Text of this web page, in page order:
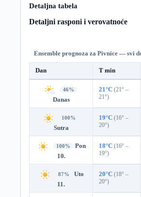
Detaljna tabela
Detaljni rasponi i verovatnoće
Ensemble prognoza za Pivnice — svi
Dan T min
46%
Danas
21°C (21° –
21°)
100%
Sutra
19°C (16° –
20°)
100%
Pon
10.
18°C (16° –
19°)
87%
Uto
11.
20°C (18° –
20°)